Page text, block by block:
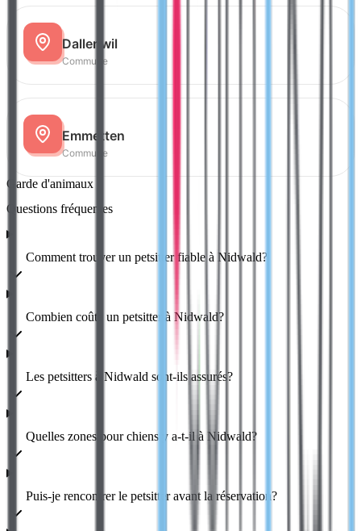
Dallenwil
Commune
Emmetten
Commune
Garde d'animaux
Questions fréquentes
Comment trouver un petsitter fiable à Nidwald?
Combien coûte un petsitter à Nidwald?
Les petsitters à Nidwald sont-ils assurés?
Quelles zones pour chiens y a-t-il à Nidwald?
Puis-je rencontrer le petsitter avant la réservation?